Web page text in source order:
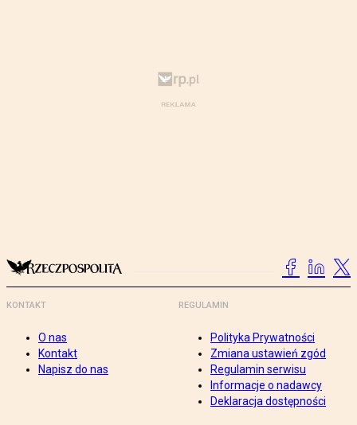
KONTAKT
O nas
Kontakt
Napisz do nas
REGULAMIN
Polityka Prywatności
Zmiana ustawień zgód
Regulamin serwisu
Informacje o nadawcy
Deklaracja dostępności